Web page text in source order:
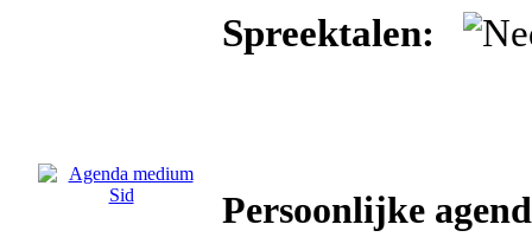
Spreektalen:
Persoonlijke